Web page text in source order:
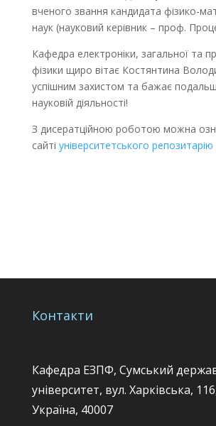
вченого звання кандидата фізико-
наук (науковий керівник – проф.
Кафедра електроніки, загальної та
фізики щиро вітає Костянтина
успішним захистом та бажає
науковій діяльності!
З дисератційною роботою можна
сайті університетського репозитарію
Контакти
Кафедра ЕЗПФ, Сумський
університет, вул. Харківська,
Україна, 40007